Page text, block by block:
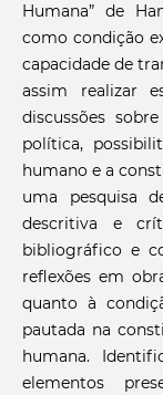
Humana” de
como condição
capacidade de
assim realizar
discussões
política,
humano e a
uma pesquisa
descritiva e
bibliográfico e
reflexões em
quanto à
pautada na
humana.
elementos